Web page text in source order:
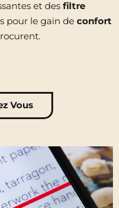
et des filtre
pour le gain de confort
Vous